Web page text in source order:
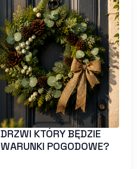
KTÓRY BĘDZIE
POGODOWE?